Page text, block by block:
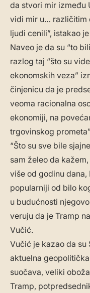
da stvori mir između
vidi mir u… različitim
ljudi cenili”, istakao
Naveo je da su “to
razlog taj “što su
ekonomskih veza”
činjenicu da je
veoma racionalna
ekonomiji, na
trgovinskog
“Što su sve bile
sam želeo da
više od godinu dana,
popularniji od bilo
u budućnosti
veruju da je Tramp
Vučić.
Vučić je kazao da su
aktuelna
suočava, veliki
Tramp,